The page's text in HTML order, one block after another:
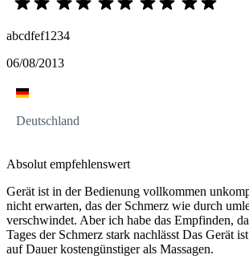
abcdfef1234
06/08/2013
Deutschland
Absolut empfehlenswert
Gerät ist in der Bedienung vollkommen
nicht erwarten, das der Schmerz wie durch
verschwindet. Aber ich habe das Empfinden,
Tages der Schmerz stark nachlässt Das Gerät
auf Dauer kostengünstiger als Massagen.